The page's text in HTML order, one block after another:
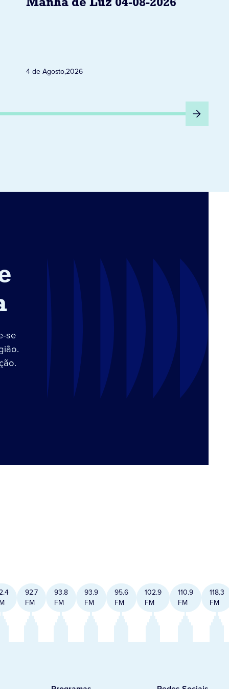
Manhã de Luz 04-08-2026
4 de Agosto,2026
se
92.7
FM
93.8
FM
93.9
FM
95.6
FM
102.9
FM
110.9
FM
118.3
FM